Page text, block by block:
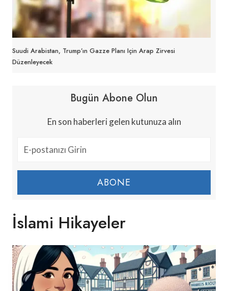
Suudi Arabistan, Trump’ın Gazze Planı Için Arap Zirvesi
Düzenleyecek
Bugün Abone Olun
En son haberleri gelen kutunuza alın
ABONE
İslami Hikayeler